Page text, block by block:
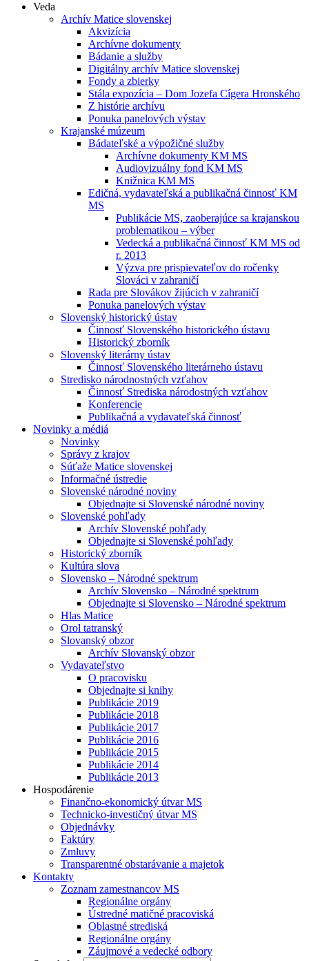
Veda
Archív Matice slovenskej
Akvizícia
Archívne dokumenty
Bádanie a služby
Digitálny archív Matice slovenskej
Fondy a zbierky
Stála expozícia – Dom Jozefa Cígera Hronského
Z histórie archívu
Ponuka panelových výstav
Krajanské múzeum
Bádateľské a výpožičné služby
Archívne dokumenty KM MS
Audiovizuálny fond KM MS
Knižnica KM MS
Edičná, vydavateľská a publikačná činnosť KM
MS
Publikácie MS, zaoberajúce sa krajanskou
problematikou – výber
Vedecká a publikačná činnosť KM MS od
r. 2013
Výzva pre prispievateľov do ročenky
Slováci v zahraničí
Rada pre Slovákov žijúcich v zahraničí
Ponuka panelových výstav
Slovenský historický ústav
Činnosť Slovenského historického ústavu
Historický zborník
Slovenský literárny ústav
Činnosť Slovenského literárneho ústavu
Stredisko národnostných vzťahov
Činnosť Strediska národostných vzťahov
Konferencie
Publikačná a vydavateľská činnosť
Novinky a médiá
Novinky
Správy z krajov
Súťaže Matice slovenskej
Informačné ústredie
Slovenské národné noviny
Objednajte si Slovenské národné noviny
Slovenské pohľady
Archív Slovenské pohľady
Objednajte si Slovenské pohľady
Historický zborník
Kultúra slova
Slovensko – Národné spektrum
Archív Slovensko – Národné spektrum
Objednajte si Slovensko – Národné spektrum
Hlas Matice
Orol tatranský
Slovanský obzor
Archív Slovanský obzor
Vydavateľstvo
O pracovisku
Objednajte si knihy
Publikácie 2019
Publikácie 2018
Publikácie 2017
Publikácie 2016
Publikácie 2015
Publikácie 2014
Publikácie 2013
Hospodárenie
Finančno-ekonomický útvar MS
Technicko-investičný útvar MS
Objednávky
Faktúry
Zmluvy
Transparentné obstarávanie a majetok
Kontakty
Zoznam zamestnancov MS
Regionálne orgány
Ústredné matičné pracoviská
Oblastné strediská
Regionálne orgány
Záujmové a vedecké odbory